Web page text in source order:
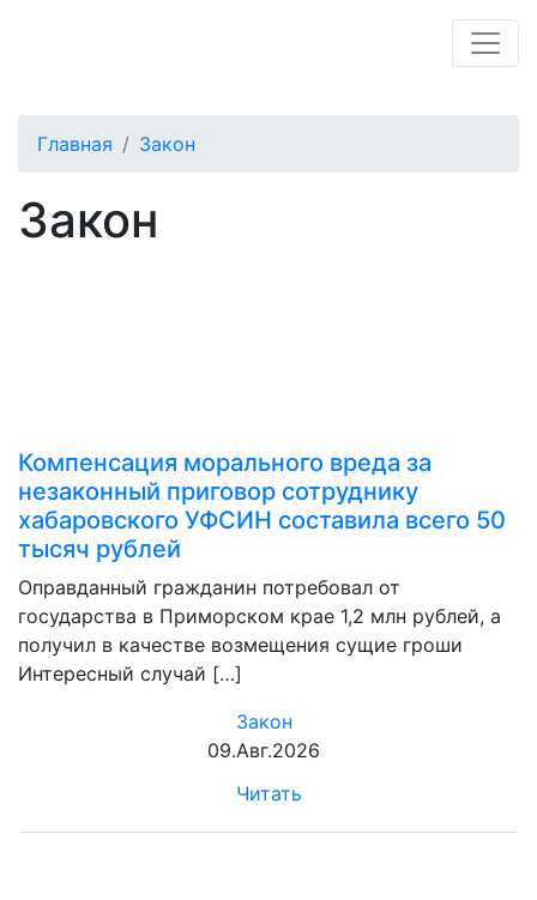
Главная Закон
Закон
Компенсация морального вреда за
незаконный приговор сотруднику
хабаровского УФСИН составила всего 50
тысяч рублей
Оправданный гражданин потребовал от
государства в Приморском крае 1,2 млн рублей, а
получил в качестве возмещения сущие гроши
Интересный случай […]
Закон
09.Авг.2026
Читать